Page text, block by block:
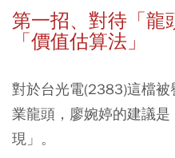
第一招、對待「龍
「價值估算法」
對於台光電(2383)這檔被
業龍頭，廖婉婷的建議
現」。